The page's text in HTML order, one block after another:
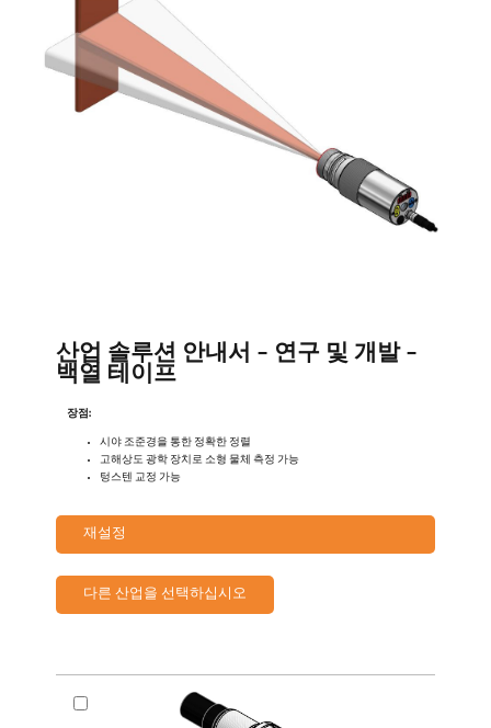
산업 솔루션 안내서 - 연구 및 개발 -
백열 테이프
장점:
시야 조준경을 통한 정확한 정렬
고해상도 광학 장치로 소형 물체 측정 가능
텅스텐 교정 가능
재설정
다른 산업을 선택하십시오